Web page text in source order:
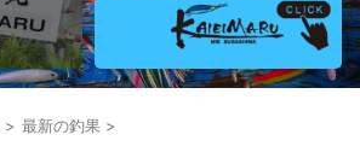
> 最新の釣果 >